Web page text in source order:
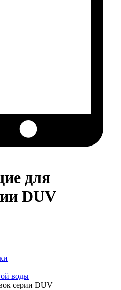
для
DUV
воды
серии DUV